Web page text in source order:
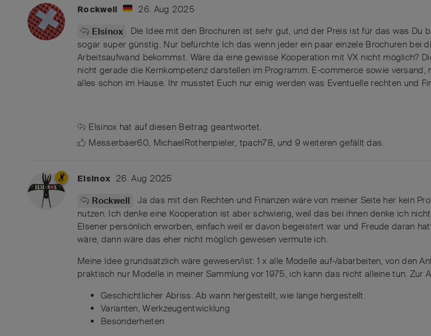
Rockwell
26. Aug 2025
Elsinox
Die Idee mit den Brochuren ist sehr gut, und der Preis ist für das was Du
sogar super günstig. Nur befürchte Ich das wenn jeder ein paar einzele Brochuren bei
Arbeitsaufwand bekommst. Wäre da eine gewisse Kooperation mit VX nicht möglich?
nicht gerade die Kernkompetenz darstellen im Programm. E-commerce sowie versand,
alles schon im Hause. Ihr musstet Euch nur einig werden was Eventuelle rechten und
Elsinox hat auf diesen Beitrag geantwortet.
Messerbaer60, MichaelRothenpieler, tpach78, und 9 weiteren gefällt das.
Elsinox
26. Aug 2025
Rockwell
Ja das mit den Rechten und Finanzen wäre von meiner Seite her kein
nutzen. Ich denke eine Kooperation ist aber schwierig, weil das bei ihnen denke ich
Elsener persönlich erworben, einfach weil er davon begeistert war und Freude daran
wäre, dann wäre das eher nicht möglich gewesen vermute ich.
Meine Idee grundsätzlich wäre gewesen/ist: 1 x alle Modelle auf-/abarbeiten, von den
praktisch nur Modelle in meiner Sammlung vor 1975, ich kann das nicht alleine tun. Zur
Geschichtlicher Abriss. Ab wann hergestellt, wie lange hergestellt.
Varianten, Werkzeugentwicklung
Besonderheiten